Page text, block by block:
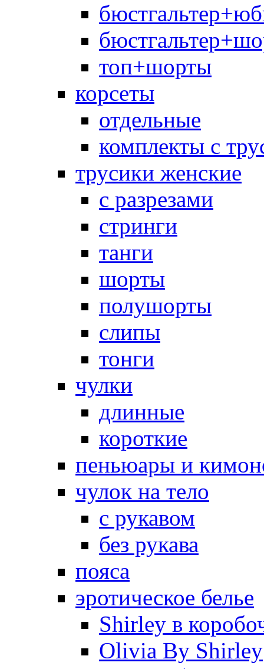
топ+шорты
корсеты
отдельные
комплекты с
трусики женские
с разрезами
стринги
танги
шорты
полушорты
слипы
тонги
чулки
длинные
короткие
пеньюары и
чулок на тело
с рукавом
без рукава
пояса
эротическое белье
Shirley в
Olivia By Shirley